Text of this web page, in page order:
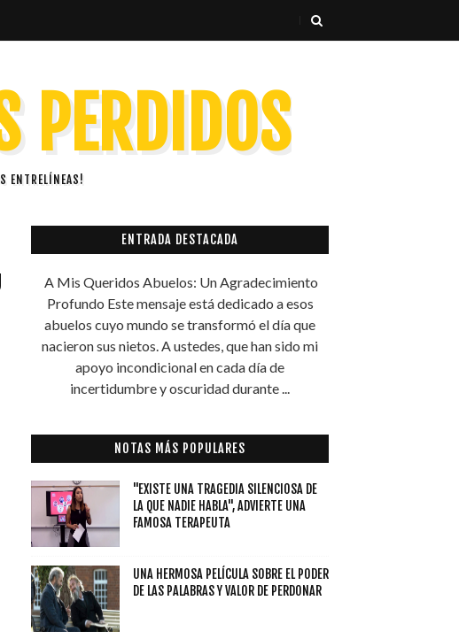
PERDIDOS
ENTRELÍNEAS!
ENTRADA DESTACADA
A Mis Queridos Abuelos: Un Agradecimiento
Profundo Este mensaje está dedicado a esos
abuelos cuyo mundo se transformó el día que
nacieron sus nietos. A ustedes, que han sido mi
apoyo incondicional en cada día de
incertidumbre y oscuridad durante ...
NOTAS MÁS POPULARES
"EXISTE UNA TRAGEDIA SILENCIOSA DE
LA QUE NADIE HABLA", ADVIERTE UNA
FAMOSA TERAPEUTA
UNA HERMOSA PELÍCULA SOBRE EL PODER
DE LAS PALABRAS Y VALOR DE PERDONAR